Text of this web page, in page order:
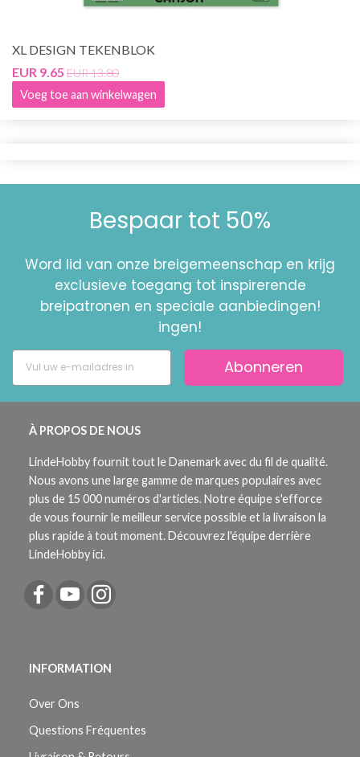
XL DESIGN TEKENBLOK
EUR 9.65 EUR 13.80
Voeg toe aan winkelwagen
Bespaar tot 50%
Word lid van onze breigemeenschap en krijg
exclusieve toegang tot inspirerende
breipatronen en speciale aanbiedingen!
ingen!
Abonneren
À PROPOS DE NOUS
LindeHobby fournit tout le Danemark avec du fil de qualité.
Nous avons une large gamme de marques populaires avec
plus de 15 000 numéros d'articles. Notre équipe s'efforce
de vous fournir le meilleur service possible et la livraison la
plus rapide à tout moment. Découvrez l'équipe derrière
LindeHobby ici.
INFORMATION
Over Ons
Questions Fréquentes